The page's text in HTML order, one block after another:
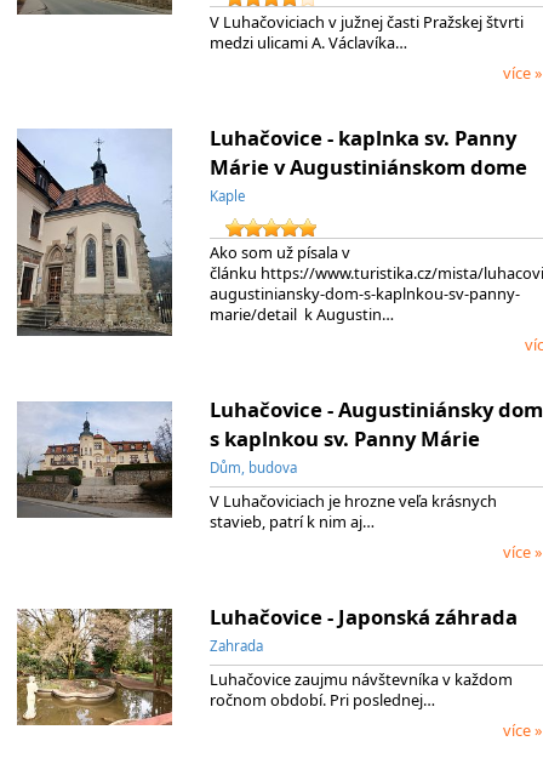
V Luhačoviciach v južnej časti Pražskej štvrti
medzi ulicami A. Václavíka…
více »
Luhačovice - kaplnka sv. Panny
Márie v Augustiniánskom dome
Kaple
Ako som už písala v
článku https://www.turistika.cz/mista/
augustiniansky-dom-s-kaplnkou-sv-panny-
marie/detail k Augustin…
Luhačovice - Augustiniánsky dom
s kaplnkou sv. Panny Márie
Dům, budova
V Luhačoviciach je hrozne veľa krásnych
stavieb, patrí k nim aj…
více »
Luhačovice - Japonská záhrada
Zahrada
Luhačovice zaujmu návštevníka v každom
ročnom období. Pri poslednej…
více »